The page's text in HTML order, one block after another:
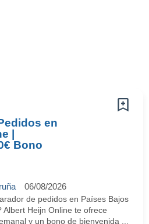
en
|
Bono
06/08/2026
de pedidos en Países Bajos
Heijn Online te ofrece
y un bono de bienvenida ...